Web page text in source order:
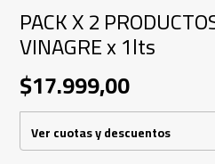
PACK X 2
VINAGRE x 1lts
$17.999,00
Ver cuotas y descuentos